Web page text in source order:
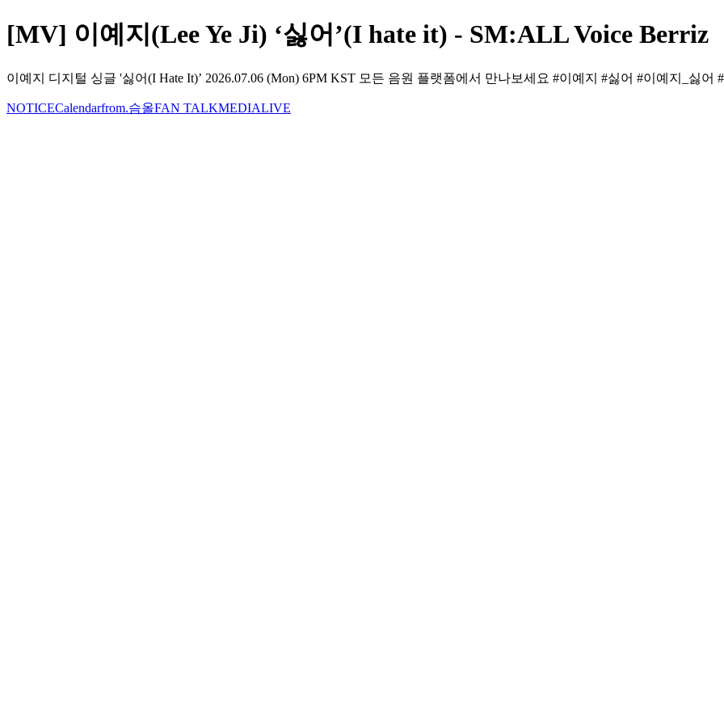
[MV] 이예지(Lee Ye Ji) ‘싫어’(I hate it) - SM:ALL Voice Berriz
이예지 디지털 싱글 '싫어(I Hate It)’ 2026.07.06 (Mon) 6PM KST 모든 음원 플랫폼에서 만나보세요 #이예지 #싫어 #이예지_싫어
NOTICECalendarfrom.슴올FAN TALKMEDIALIVE